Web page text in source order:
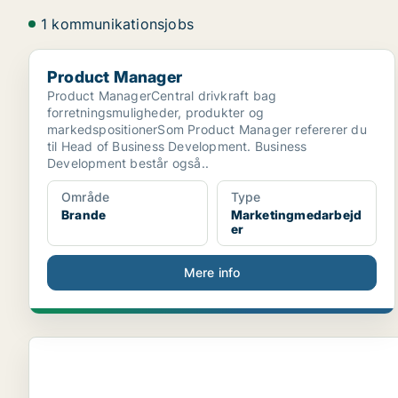
1 kommunikationsjobs
Product Manager
Product Manager
Product ManagerCentral drivkraft bag
forretningsmuligheder, produkter og
markedspositionerSom Product Manager refererer du
til Head of Business Development. Business
Development består også..
Område
Brande
Type
Marketingmedarbejd
er
Mere info